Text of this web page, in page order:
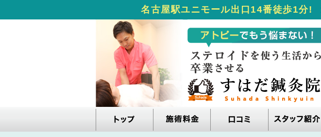
名古屋駅ユニモール出口14番徒歩1分!